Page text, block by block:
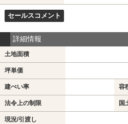
セールスコメント
詳細情報
土地面積
坪単価
建ぺい率 容
法令上の制限 国
現況/引渡し